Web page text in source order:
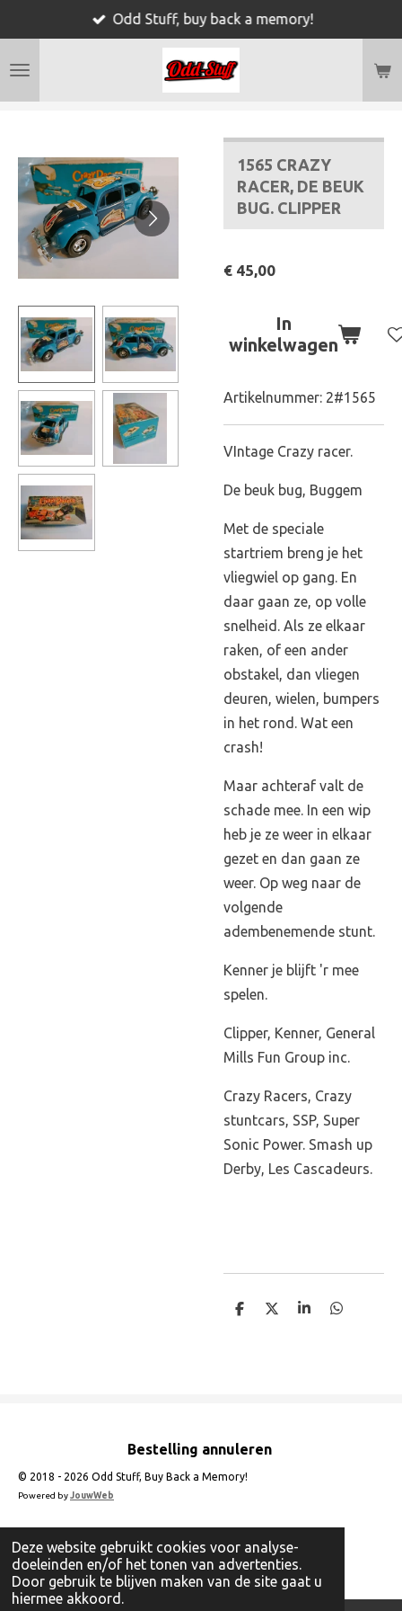
Deze website gebruikt cookies voor analyse-
doeleinden en/of het tonen van advertenties.
Door gebruik te blijven maken van de site gaat u
hiermee akkoord.
naar
Odd Stuff, buy back a memory!
1565 CRAZY
RACER, DE BEUK
BUG. CLIPPER
€ 45,00
In
winkelwagen
Artikelnummer: 2#1565
VIntage Crazy racer.
De beuk bug, Buggem
Met de speciale
startriem breng je het
vliegwiel op gang. En
daar gaan ze, op volle
snelheid. Als ze elkaar
raken, of een ander
obstakel, dan vliegen
deuren, wielen, bumpers
in het rond. Wat een
crash!
Maar achteraf valt de
schade mee. In een wip
heb je ze weer in elkaar
gezet en dan gaan ze
weer. Op weg naar de
volgende
adembenemende stunt.
Kenner je blijft 'r mee
spelen.
Clipper, Kenner, General
Mills Fun Group inc.
Crazy Racers, Crazy
stuntcars, SSP, Super
Sonic Power. Smash up
Derby, Les Cascadeurs.
D
D
S
D
Bestelling annuleren
© 2018 - 2026 Odd Stuff, Buy Back a Memory!
Powered byJouwWeb